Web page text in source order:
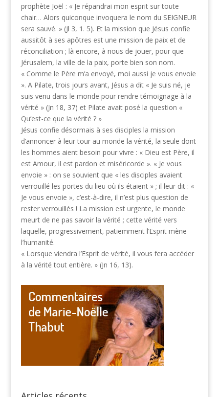
prophète Joël : « Je répandrai mon esprit sur toute
chair… Alors quiconque invoquera le nom du SEIGNEUR
sera sauvé. » (Jl 3, 1. 5). Et la mission que Jésus confie
aussitôt à ses apôtres est une mission de paix et de
réconciliation ; là encore, à nous de jouer, pour que
Jérusalem, la ville de la paix, porte bien son nom.
« Comme le Père m’a envoyé, moi aussi je vous envoie
». A Pilate, trois jours avant, Jésus a dit « Je suis né, je
suis venu dans le monde pour rendre témoignage à la
vérité » (Jn 18, 37) et Pilate avait posé la question «
Qu’est-ce que la vérité ? »
Jésus confie désormais à ses disciples la mission
d’annoncer à leur tour au monde la vérité, la seule dont
les hommes aient besoin pour vivre : « Dieu est Père, il
est Amour, il est pardon et miséricorde ». « Je vous
envoie » : on se souvient que « les disciples avaient
verrouillé les portes du lieu où ils étaient » ; il leur dit : «
Je vous envoie », c’est-à-dire, il n’est plus question de
rester verrouillés ! La mission est urgente, le monde
meurt de ne pas savoir la vérité ; cette vérité vers
laquelle, progressivement, patiemment l’Esprit mène
l’humanité.
« Lorsque viendra l’Esprit de vérité, il vous fera accéder
à la vérité tout entière. » (Jn 16, 13).